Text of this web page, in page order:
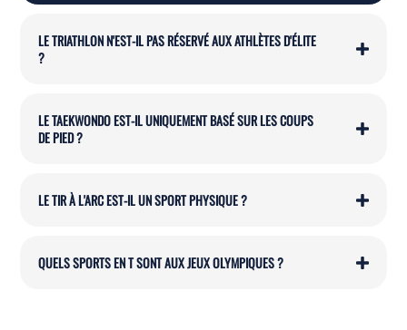
LE TRIATHLON N'EST-IL PAS RÉSERVÉ AUX ATHLÈTES D'ÉLITE
?
LE TAEKWONDO EST-IL UNIQUEMENT BASÉ SUR LES COUPS
DE PIED ?
LE TIR À L'ARC EST-IL UN SPORT PHYSIQUE ?
QUELS SPORTS EN T SONT AUX JEUX OLYMPIQUES ?